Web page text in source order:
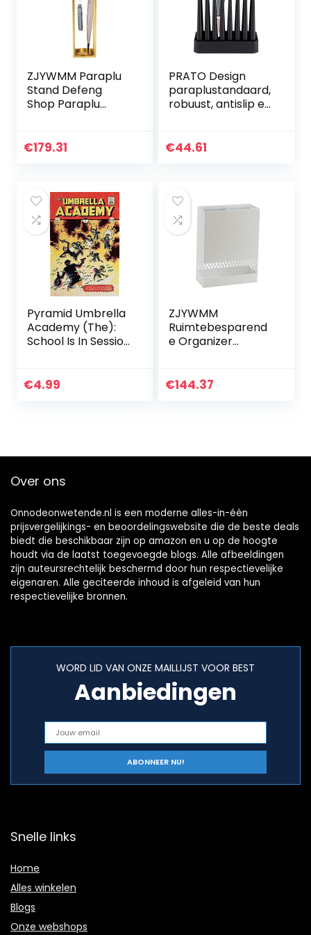
3 Maten (Kleur:
GOUD, Maat:
ZJYWMM Paraplu
Stand Defeng
Shop Paraplu
Minimalistische
Smeedijzeren
Paraplu Vouwen
Plaatsing Stand
Paraplu Opslag
(Kleur: Goud)
€179.31
PRATO Design
paraplustandaard,
robuust, antislip en
parasols, zwart
€44.61
Pyramid Umbrella
Academy (The):
School Is In Session
€4.99
ZJYWMM
Ruimtebesparend
e Organizer
Rechthoekige
Thuis en Kantoor
€144.37
Over ons
Onnodeonwetende.nl is een moderne alles-in-één
prijsvergelijkings- en beoordelingswebsite die de beste deals
biedt die beschikbaar zijn op amazon en u op de hoogte
houdt via de laatst toegevoegde blogs. Alle afbeeldingen
zijn auteursrechtelijk beschermd door hun respectievelijke
eigenaren. Alle geciteerde inhoud is afgeleid van hun
respectievelijke bronnen.
WORD LID VAN ONZE MAILLIJST VOOR BEST
Aanbiedingen
Snelle links
Home
Alles winkelen
Blogs
Onze webshops